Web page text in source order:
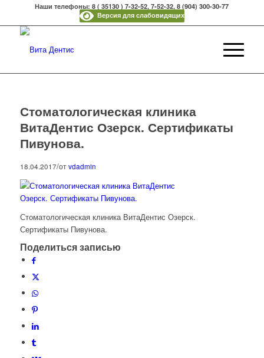
Наши телефоны: 8 ( 35130 ) 7-32-52, 7-52-32, 8 (904) 300-30-77
Версия для слабовидящих
Стоматологическая клиника
ВитаДентис Озерск. Сертификаты
Пивунова.
18.04.2017/отvdadmin
Стоматологическая клиника ВитаДентис Озерск.
Сертификаты Пивунова.
Поделиться записью